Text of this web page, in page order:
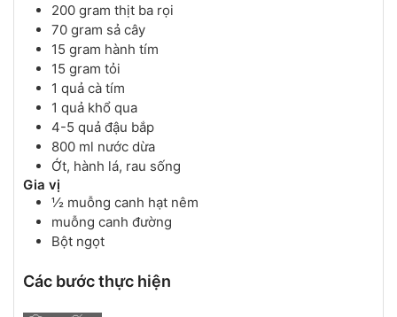
200 gram thịt ba rọi
70 gram sả cây
15 gram hành tím
15 gram tỏi
1 quả cà tím
1 quả khổ qua
4-5 quả đậu bắp
800 ml nước dừa
Ớt, hành lá, rau sống
Gia vị
½ muỗng canh hạt nêm
muỗng canh đường
Bột ngọt
Các bước thực hiện